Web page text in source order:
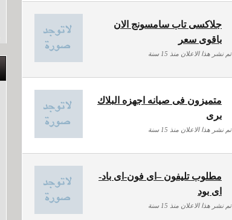
جلاكسى تاب سامسونج الان
باقوى سعر
تم نشر هذا الاعلان منذ 15 سنة
متميزون فى صيانه اجهزه البلاك
برى
تم نشر هذا الاعلان منذ 15 سنة
مطلوب تليفون –اى فون-اى باد-
اى بود
تم نشر هذا الاعلان منذ 15 سنة